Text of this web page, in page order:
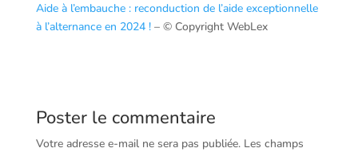
Aide à l’embauche : reconduction de l’aide exceptionnelle
à l’alternance en 2024 !– © Copyright WebLex
Poster le commentaire
Votre adresse e-mail ne sera pas publiée. Les champs